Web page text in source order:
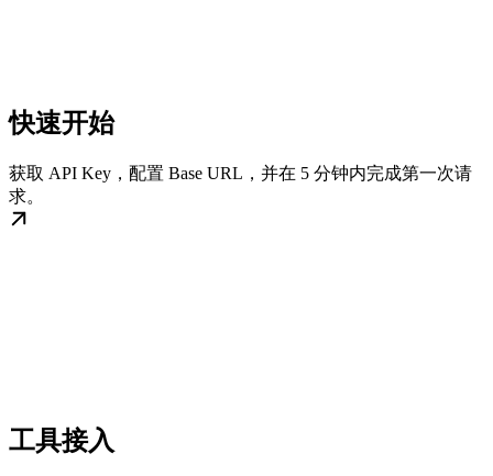
快速开始
获取 API Key，配置 Base URL，并在 5 分钟内完成第一次请
求。
工具接入